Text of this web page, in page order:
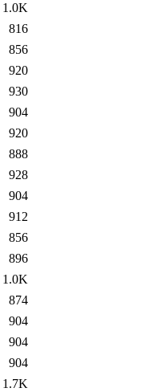
1.0K
816
856
920
930
904
920
888
928
904
912
856
896
1.0K
874
904
904
904
1.7K